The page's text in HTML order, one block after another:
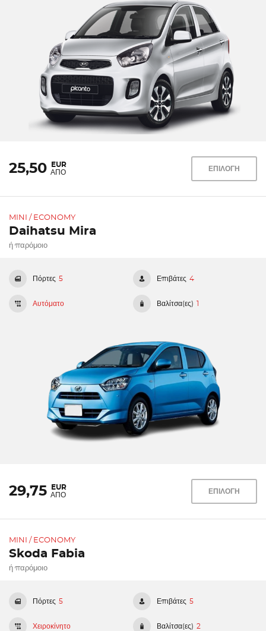
25,50
EUR
ΑΠΟ
ΕΠΙΛΟΓΗ
MINI / ECONOMY
Daihatsu Mira
ή παρόμοιο
Πόρτες 5 Επιβάτες 4
Αυτόματο Βαλίτσα(ες) 1
29,75
EUR
ΑΠΟ
ΕΠΙΛΟΓΗ
MINI / ECONOMY
Skoda Fabia
ή παρόμοιο
Πόρτες 5 Επιβάτες 5
Χειροκίνητο Βαλίτσα(ες) 2